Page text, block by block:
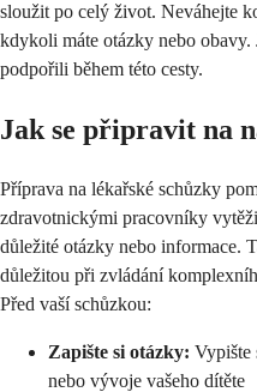
sloužit po celý život. Neváhejte
kdykoli máte otázky nebo obavy.
podpořili během této cesty.
Jak se připravit na
Příprava na lékařské schůzky
zdravotnickými pracovníky
důležité otázky nebo informace.
důležitou při zvládání
Před vaší schůzkou:
Zapište si otázky: Vypište
nebo vývoje vašeho dítěte